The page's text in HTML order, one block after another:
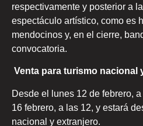
respectivamente y posterior a
espectáculo artístico, como es
mendocinos y, en el cierre,
convocatoria.
Venta para turismo nacional
Desde el lunes 12 de febrero,
16 febrero, a las 12, y estará
nacional y extranjero.